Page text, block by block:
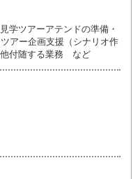
学ツアーアテンドの準備・
アー企画支援（シナリオ作
付随する業務 など